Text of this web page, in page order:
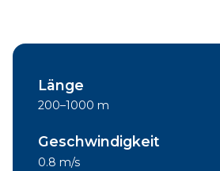
Länge
200–1000 m
Geschwindigkeit
0.8 m/s